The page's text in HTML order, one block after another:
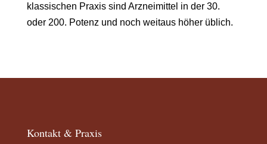
klassischen Praxis sind Arzneimittel in der 30.
oder 200. Potenz und noch weitaus höher üblich.
Kontakt & Praxis